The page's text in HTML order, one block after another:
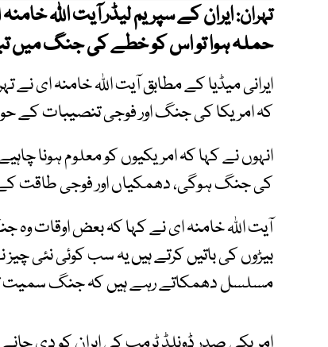
تہران:ایران کے سپریم لیڈر آیت اللہ
حملہ ہوا تو اس کو خطے کی جنگ میں
ایرانی میڈیا کے مطابق آیت اللہ خامنہ ای
کہ امریکا کی جنگ اور فوجی تنصیبات کے
انہوں نے کہا کہ امریکیوں کو معلوم ہونا
کی جنگ ہوگی، دھمکیاں اور فوجی طاقت کے
آیت اللہ خامنہ ای نے کہا کہ بعض اوقات
بیڑوں کی باتیں کرتے ہیں یہ سب کوئی نئی
مسلسل دھمکاتے رہے ہیں کہ جنگ سمیت